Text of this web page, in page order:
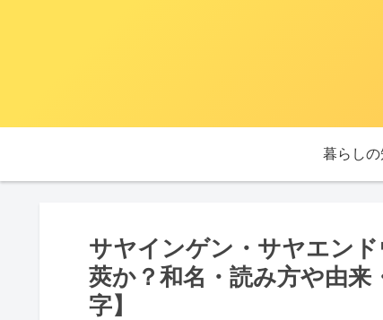
暮らし
サヤインゲン・サヤエン
莢か？和名・読み方や由来
字】